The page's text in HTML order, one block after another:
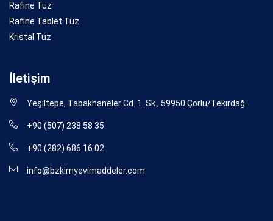
Rafine Tuz
Rafine Tablet Tuz
Kristal Tuz
İletişim
Yeşiltepe, Tabakhaneler Cd. 1. Sk., 59950 Çorlu/Tekirdağ
+90 (507) 238 58 35
+90 (282) 686 16 02
info@bzkimyevimaddeler.com